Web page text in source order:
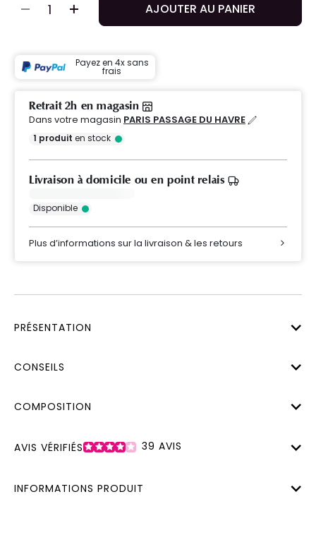
AJOUTER AU PANIER
Payez en 4x sans
frais
Retrait 2h en magasin
Dans votre magasin PARIS PASSAGE DU HAVRE
1 produit en stock
Livraison à domicile ou en point relais
Disponible
Plus d’informations sur la livraison & les retours
PRÉSENTATION
CONSEILS
COMPOSITION
AVIS VÉRIFIÉS 39 AVIS
INFORMATIONS PRODUIT